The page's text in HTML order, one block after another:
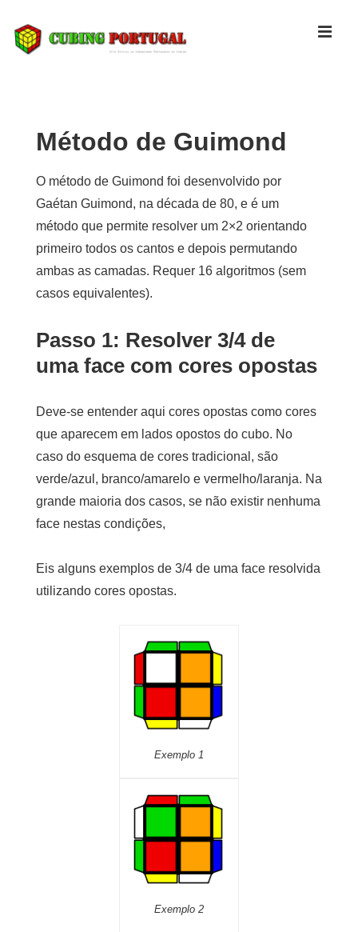
Skip
Método de Guimond
O método de Guimond foi desenvolvido por
Gaétan Guimond, na década de 80, e é um
método que permite resolver um 2×2 orientando
primeiro todos os cantos e depois permutando
ambas as camadas. Requer 16 algoritmos (sem
casos equivalentes).
Passo 1: Resolver 3/4 de
uma face com cores opostas
Deve-se entender aqui cores opostas como cores
que aparecem em lados opostos do cubo. No
caso do esquema de cores tradicional, são
verde/azul, branco/amarelo e vermelho/laranja. Na
grande maioria dos casos, se não existir nenhuma
face nestas condições,
Eis alguns exemplos de 3/4 de uma face resolvida
utilizando cores opostas.
Exemplo 1
Exemplo 2